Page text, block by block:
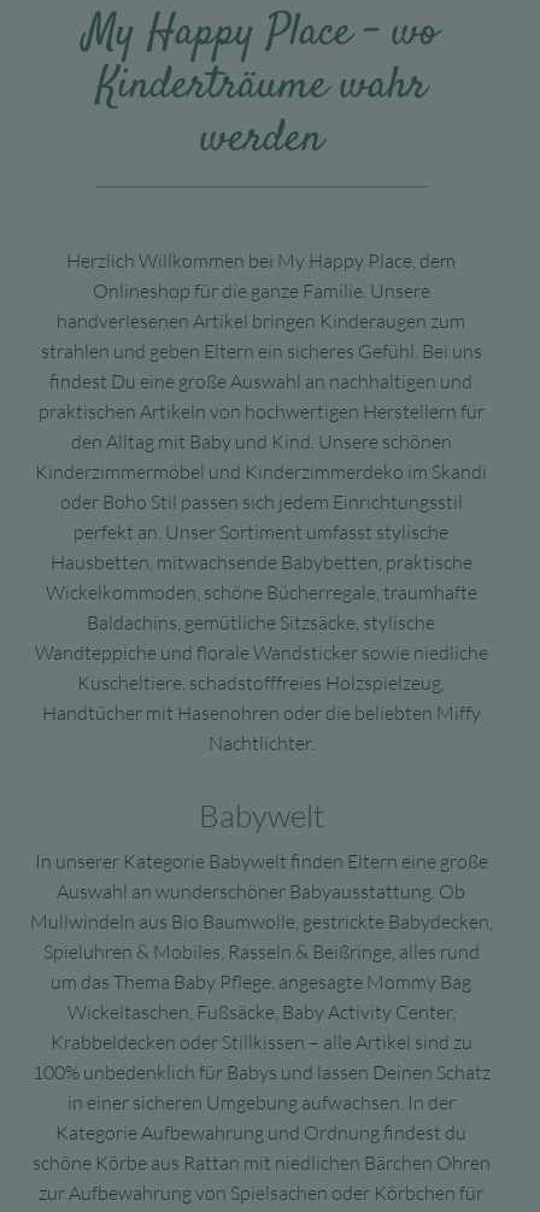
My Happy Place – wo
Kinderträume wahr
werden
Herzlich Willkommen bei My Happy Place, dem
Onlineshop für die ganze Familie. Unsere
handverlesenen Artikel bringen Kinderaugen zum
strahlen und geben Eltern ein sicheres Gefühl. Bei uns
findest Du eine große Auswahl an nachhaltigen und
praktischen Artikeln von hochwertigen Herstellern für
den Alltag mit Baby und Kind. Unsere schönen
Kinderzimmermöbel und Kinderzimmerdeko im Skandi
oder Boho Stil passen sich jedem Einrichtungsstil
perfekt an. Unser Sortiment umfasst stylische
Hausbetten, mitwachsende Babybetten, praktische
Wickelkommoden, schöne Bücherregale, traumhafte
Baldachins, gemütliche Sitzsäcke, stylische
Wandteppiche und florale Wandsticker sowie niedliche
Kuscheltiere, schadstofffreies Holzspielzeug,
Handtücher mit Hasenohren oder die beliebten Miffy
Nachtlichter.
Babywelt
In unserer Kategorie Babywelt finden Eltern eine große
Auswahl an wunderschöner Babyausstattung. Ob
Mullwindeln aus Bio Baumwolle, gestrickte Babydecken,
Spieluhren & Mobiles, Rasseln & Beißringe, alles rund
um das Thema Baby Pflege, angesagte Mommy Bag
Wickeltaschen, Fußsäcke, Baby Activity Center,
Krabbeldecken oder Stillkissen – alle Artikel sind zu
100% unbedenklich für Babys und lassen Deinen Schatz
in einer sicheren Umgebung aufwachsen. In der
Kategorie Aufbewahrung und Ordnung findest du
schöne Körbe aus Rattan mit niedlichen Bärchen Ohren
zur Aufbewahrung von Spielsachen oder Körbchen für